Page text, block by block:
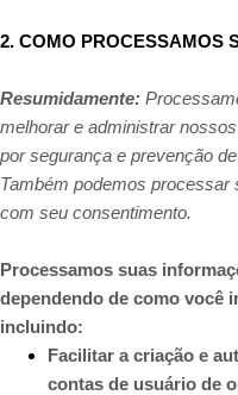
2. COMO PROCESSAMOS
Resumidamente:
melhorar e administrar
por segurança e prevenção
Também podemos processar
com seu consentimento.
Processamos suas
dependendo de como você
incluindo:
Facilitar a criação e
contas de usuário de